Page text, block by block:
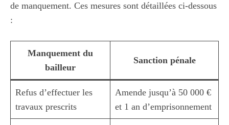
de manquement. Ces mesures sont détaillées ci-dessous
:
Manquement du
bailleur
Sanction pénale
Refus d’effectuer les
travaux prescrits
Amende jusqu’à 50 000 €
et 1 an d’emprisonnement